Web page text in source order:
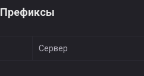
Префиксы
Сервер